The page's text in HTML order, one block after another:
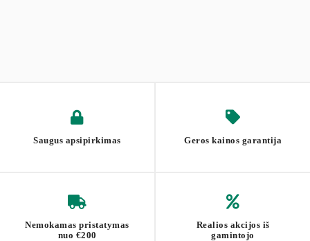
Saugus apsipirkimas Geros kainos garantija
Nemokamas pristatymas
nuo €200
Realios akcijos iš
gamintojo